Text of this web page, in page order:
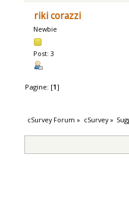
riki corazzi
Newbie
Post: 3
Pagine: [1]
cSurvey Forum » cSurvey»